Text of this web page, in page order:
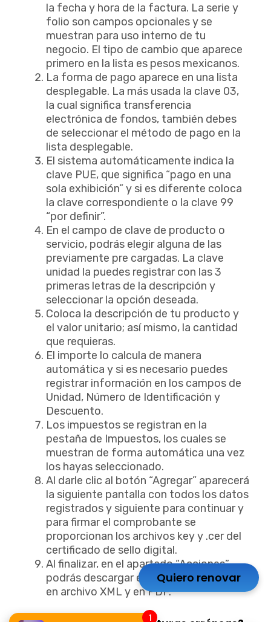
la fecha y hora de la factura. La serie y
folio son campos opcionales y se
muestran para uso interno de tu
negocio. El tipo de cambio que aparece
primero en la lista es pesos mexicanos.
La forma de pago aparece en una lista
desplegable. La más usada la clave 03,
la cual significa transferencia
electrónica de fondos, también debes
de seleccionar el método de pago en la
lista desplegable.
El sistema automáticamente indica la
clave PUE, que significa “pago en una
sola exhibición” y si es diferente coloca
la clave correspondiente o la clave 99
“por definir”.
En el campo de clave de producto o
servicio, podrás elegir alguna de las
previamente pre cargadas. La clave
unidad la puedes registrar con las 3
primeras letras de la descripción y
seleccionar la opción deseada.
Coloca la descripción de tu producto y
el valor unitario; así mismo, la cantidad
que requieras.
El importe lo calcula de manera
automática y si es necesario puedes
registrar información en los campos de
Unidad, Número de Identificación y
Descuento.
Los impuestos se registran en la
pestaña de Impuestos, los cuales se
muestran de forma automática una vez
los hayas seleccionado.
Al darle clic al botón “Agregar” aparecerá
la siguiente pantalla con todos los datos
registrados y siguiente para continuar y
para firmar el comprobante se
proporcionan los archivos key y .cer del
certificado de sello digital.
Al finalizar, en el apartado “Acciones”
podrás descargar el comprobante fiscal
en archivo XML y en PDF.
Quiero renovar